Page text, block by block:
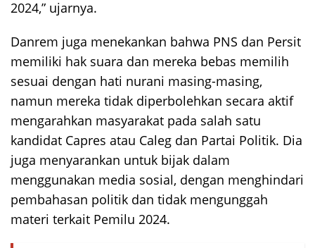
2024,” ujarnya.
Danrem juga menekankan bahwa PNS dan Persit
memiliki hak suara dan mereka bebas memilih
sesuai dengan hati nurani masing-masing,
namun mereka tidak diperbolehkan secara aktif
mengarahkan masyarakat pada salah satu
kandidat Capres atau Caleg dan Partai Politik. Dia
juga menyarankan untuk bijak dalam
menggunakan media sosial, dengan menghindari
pembahasan politik dan tidak mengunggah
materi terkait Pemilu 2024.